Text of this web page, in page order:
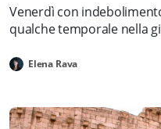
Venerdì con
qualche temporale nella
Elena Rava